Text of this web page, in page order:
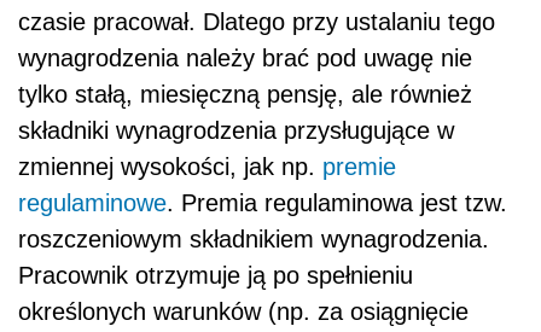
określonego pułapu sprzedaży), dlatego jest
ona uwzględniana przy wyliczaniu
wynagrodzenia urlopowego. Nie należy
uwzględniać przy wyliczaniu wynagrodzenia
urlopowego premii uznaniowej, ponieważ nie
ma ona charakteru roszczeniowego. Jest to
swego rodzaju nagroda, której wypłata jest
uzależniona od pracodawcy, a nie pracownika.
Zmienne składniki wynagrodzenia mogą być